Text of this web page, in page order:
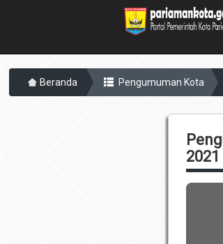
Beranda Pengumuman Kota
2021